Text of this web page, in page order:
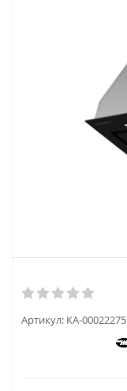
Артикул: КА-00022275